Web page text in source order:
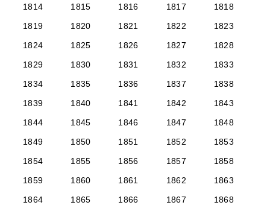
1814
1815 1816 1817
1818
1819
1820 1821 1822
1823
1824
1825 1826 1827
1828
1829
1830 1831 1832
1833
1834
1835 1836 1837
1838
1839
1840 1841 1842
1843
1844
1845 1846 1847
1848
1849
1850 1851 1852
1853
1854
1855 1856 1857
1858
1859
1860 1861 1862
1863
1864
1865 1866 1867
1868